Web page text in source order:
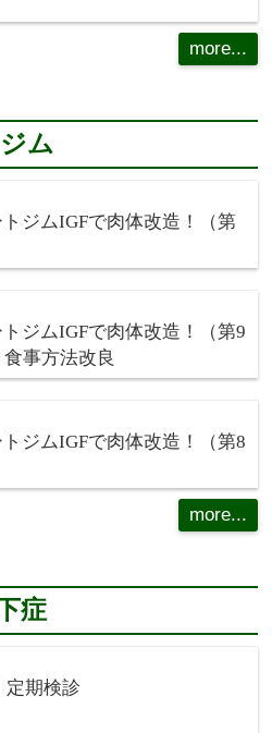
more...
ム
ジムIGFで肉体改造！（第
ジムIGFで肉体改造！（第9
事方法改良
ジムIGFで肉体改造！（第8
more...
症
定期検診